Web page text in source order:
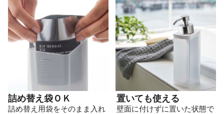
詰め替え袋ＯＫ
詰め替え用袋をそのまま入れ
置いても使える
壁面に付けずに置いた状態で